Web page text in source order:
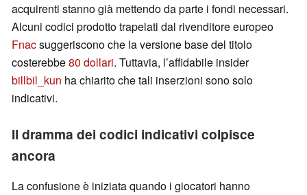
acquirenti stanno già mettendo da parte i fondi necessari.
Alcuni codici prodotto trapelati dal rivenditore europeo
Fnacsuggeriscono che la versione base del titolo
costerebbe80 dollari. Tuttavia, l’affidabile insider
billbil_kun ha chiarito che tali inserzioni sono solo
indicativi.
Il dramma dei codici indicativi colpisce
ancora
La confusione è iniziata quando i giocatori hanno